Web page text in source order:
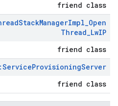
friend class
StackManagerImpl_Open
Thread_LwIP
friend class
ServiceProvisioningServer
friend class